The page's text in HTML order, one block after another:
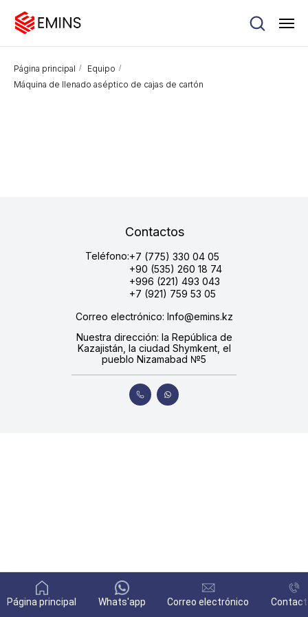
Página principal / Equipo /
Máquina de llenado aséptico de cajas de cartón
+7 (775) 330 04 05
+90 (535) 260 18 74
+996 (221) 493 043
+7 (921) 759 53 05
Nuestra dirección: la República de
Kazajistán, la ciudad Shymkent, el
pueblo Nizamabad №5
Correo electrónico: Info@emins.kz
Teléfono:
Contactos
Página principal Whats'app Correo electrónico